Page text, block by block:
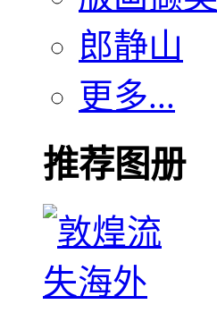
郎静山
更多...
推荐图册